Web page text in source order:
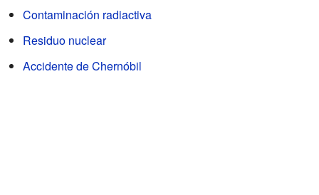
Contaminación radiactiva
Residuo nuclear
Accidente de Chernóbil